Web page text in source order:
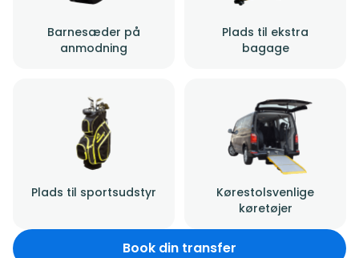
Barnesæder på
anmodning
Plads til ekstra
bagage
Plads til sportsudstyr
Kørestolsvenlige
køretøjer
Book din transfer